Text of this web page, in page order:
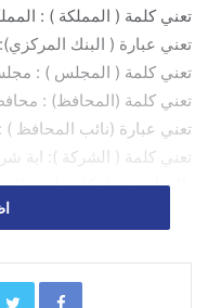
تعني كلمة ( المملكة ) :
تعني عبارة ( البنك
تعني كلمة ( المجلس ) : مجلس
تعني كلمة (المحافظ) :
تعني عبارة (نائب المحافظ )
تعني كلمة ( الشركة ): اية
بالعمل وفق احكام قانون
تعني عبارة البنك المرخص:
يرخص لها بالتعامل حصرا
تأسيسها ونظامها الداخلي
Facebook